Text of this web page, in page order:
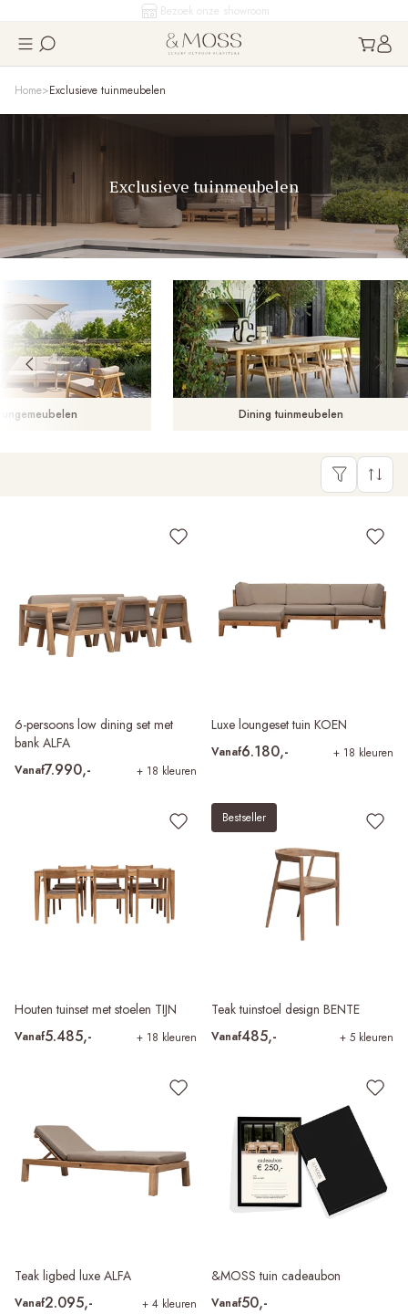
Bezoek onze showroom
Home Exclusieve tuinmeubelen
Exclusieve tuinmeubelen
Dining tuinmeubelen
6-persoons low dining set met
bank ALFA
Vanaf7.990,- + 18 kleuren
Luxe loungeset tuin KOEN
Vanaf6.180,- + 18 kleuren
Houten tuinset met stoelen TIJN
Vanaf5.485,- + 18 kleuren
Bestseller
Teak tuinstoel design BENTE
Vanaf485,- + 5 kleuren
Teak ligbed luxe ALFA
Vanaf2.095,- + 4 kleuren
&MOSS tuin cadeaubon
Vanaf50,-